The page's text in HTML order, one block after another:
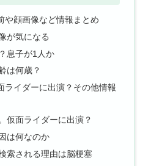
や顔画像など情報まとめ
が気になる
息子が1人か
は何歳？
ライダーに出演？その他情報
仮面ライダーに出演？
は何なのか
索される理由は脳梗塞